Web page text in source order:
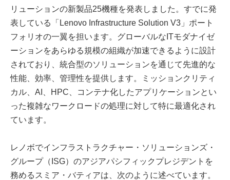
リューションの新製品25機種を発表しました。すでに発
表している「Lenovo Infrastructure Solution V3」ポート
フォリオの一翼を担います。グローバルなITモダナイゼ
ーションをあらゆる規模の組織が加速できるように設計
されており、統合型のソリューションを通じて先進的な
性能、効率、管理性を提供します。ミッションクリティ
カル、AI、HPC、コンテナ化したアプリケーションとい
った複雑なワークロードの処理に対して特に最適化され
ています。
レノボでインフラストラクチャー・ソリューションズ・
グループ（ISG）のアジアパシフィックプレジデントを
務めるスミア・バティアは、次のように述べています。